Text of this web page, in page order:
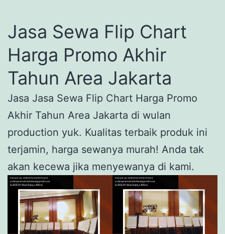
Jasa Sewa Flip Chart
Harga Promo Akhir
Tahun Area Jakarta
Jasa Jasa Sewa Flip Chart Harga Promo
Akhir Tahun Area Jakarta di wulan
production yuk. Kualitas terbaik produk ini
terjamin, harga sewanya murah! Anda tak
akan kecewa jika menyewanya di kami.